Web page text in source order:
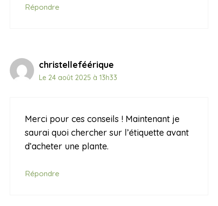
Répondre
christelleféérique
Le 24 août 2025 à 13h33
Merci pour ces conseils ! Maintenant je
saurai quoi chercher sur l’étiquette avant
d’acheter une plante.
Répondre